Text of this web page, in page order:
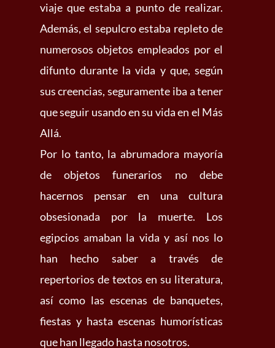
viaje que estaba a punto de realizar.
Además, el sepulcro estaba repleto de
numerosos objetos empleados por el
difunto durante la vida y que, según
sus creencias, seguramente iba a tener
que seguir usando en su vida en el Más
Allá.
Por lo tanto, la abrumadora mayoría
de objetos funerarios no debe
hacernos pensar en una cultura
obsesionada por la muerte. Los
egipcios amaban la vida y así nos lo
han hecho saber a través de
repertorios de textos en su literatura,
así como las escenas de banquetes,
fiestas y hasta escenas humorísticas
que han llegado hasta nosotros.